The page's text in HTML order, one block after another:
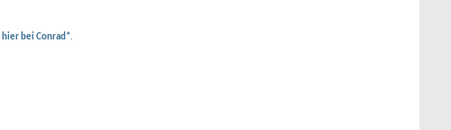
hier bei Conrad*.